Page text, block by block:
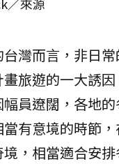
灣而言，非日
旅遊的一大誘
員遼闊，各地
有意境的時節
，相當適合安